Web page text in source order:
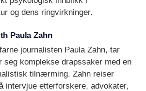
og dens ringvirkninger.
Paula Zahn
journalisten Paula Zahn, tar
seg komplekse drapssaker med en
tilnærming. Zahn reiser
intervjue etterforskere, advokater,